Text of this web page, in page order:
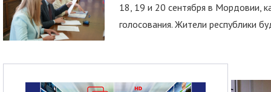
18, 19 и 20 сентября в Мордовии,
голосования. Жители республики